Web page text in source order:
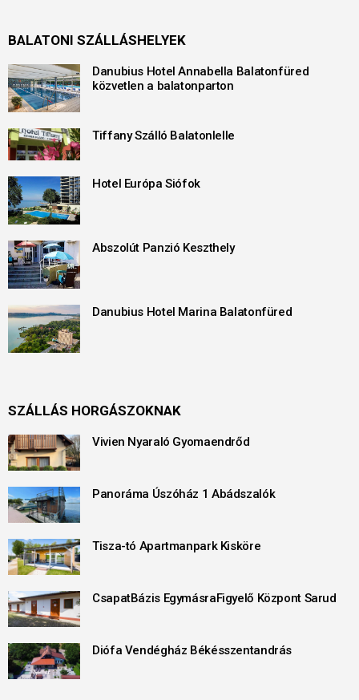
BALATONI SZÁLLÁSHELYEK
Danubius Hotel Annabella Balatonfüred
közvetlen a balatonparton
Tiffany Szálló Balatonlelle
Hotel Európa Siófok
Abszolút Panzió Keszthely
Danubius Hotel Marina Balatonfüred
SZÁLLÁS HORGÁSZOKNAK
Vivien Nyaraló Gyomaendrőd
Panoráma Úszóház 1 Abádszalók
Tisza-tó Apartmanpark Kisköre
CsapatBázis EgymásraFigyelő Központ Sarud
Diófa Vendégház Békésszentandrás